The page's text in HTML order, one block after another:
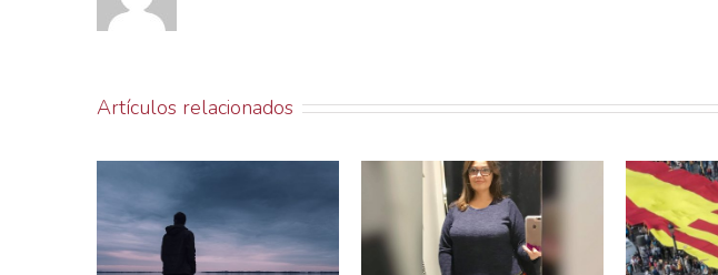
Artículos relacionados